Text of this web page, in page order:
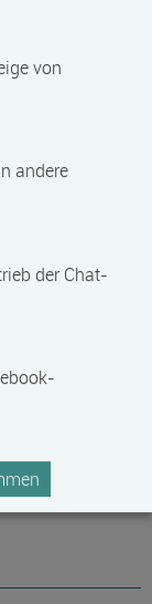
von
andere
der Chat-